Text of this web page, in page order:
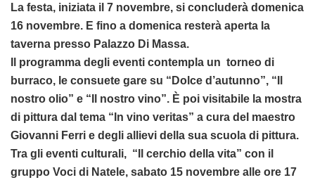
La festa, iniziata il 7 novembre, si concluderà domenica
16 novembre. E fino a domenica resterà aperta la
taverna presso Palazzo Di Massa.
Il programma degli eventi contempla un torneo di
burraco, le consuete gare su “Dolce d’autunno”, “Il
nostro olio” e “Il nostro vino”. È poi visitabile la mostra
di pittura dal tema “In vino veritas” a cura del maestro
Giovanni Ferri e degli allievi della sua scuola di pittura.
Tra gli eventi culturali, “Il cerchio della vita” con il
gruppo Voci di Natele, sabato 15 novembre alle ore 17